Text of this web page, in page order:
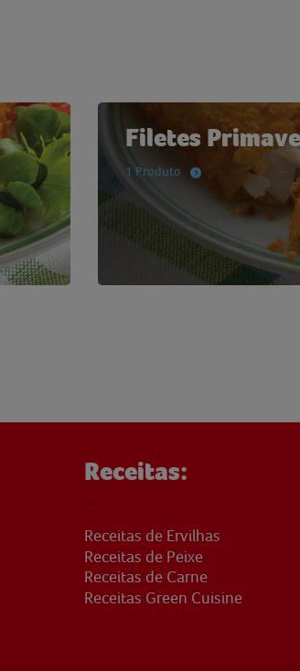
Filetes
1 Produto
Receitas:
Receitas de Ervilhas
Receitas de Peixe
Receitas de Carne
Receitas Green Cuisine